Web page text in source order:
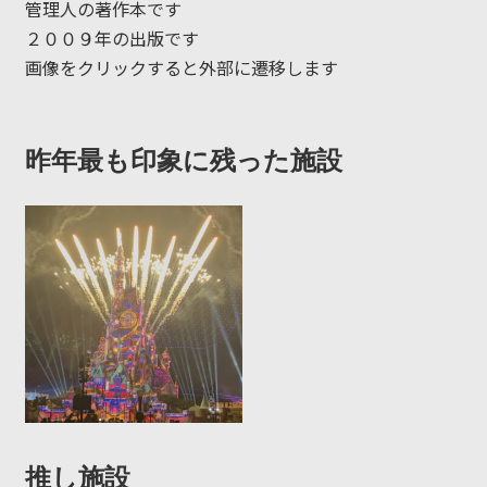
管理人の著作本です
２００９年の出版です
画像をクリックすると外部に遷移します
昨年最も印象に残った施設
推し施設